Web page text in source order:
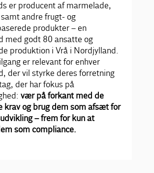
er producent af marmelade,
andre frugt- og
produkter – en
med godt 80 ansatte og
produktion i Vrå i Nordjylland.
er relevant for enhver
der vil styrke deres forretning
der har fokus på
vær på forkant med de
krav og brug dem som afsæt for
– frem for kun at
som compliance.